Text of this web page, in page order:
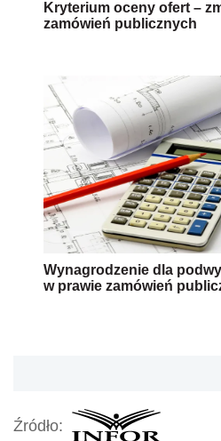
Kryterium oceny ofert –
zamówień publicznych
Wynagrodzenie dla
w prawie zamówień
Źródło: